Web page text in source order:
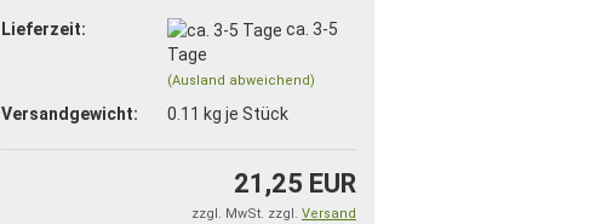
Lieferzeit:
ca. 3-5
Tage
(Ausland abweichend)
Versandgewicht: 0.11 kg je Stück
21,25 EUR
zzgl. MwSt. zzgl. Versand